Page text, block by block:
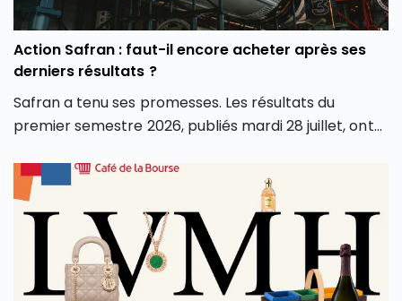
Action Safran : faut-il encore acheter après ses
derniers résultats ?
Safran a tenu ses promesses. Les résultats du
premier semestre 2026, publiés mardi 28 juillet, ont
d’affaires, marge opérationnelle et surtout
génération de cash. Conséquence directe, le groupe
a relevé l’intégralité de ses objectifs pour l’année.
Alors que le groupe aéronautique et de défense
français est récompensé en Bourse pour ses bons
résultats du premier semestre 2026, faut-il en